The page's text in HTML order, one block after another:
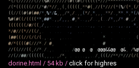
* (/ (////// (// (%#/////// (#( (#(/ ( ( ( ( ( *///*********** (
/ ( * ( ( ( ( ( (// (/*#/*// , , ( , ( ( ( ( ( , **#( , // ( */// ( * (%/ ( * , (/
( (// ( (#(#(##/* , %*/&, , , /* ,/ . , , ( */ , * , , , . **/ . , ** . * , * (/
%#(#( (/ ( ( ( ( ** ,##* . , , / , , , . #, * . . , , / . . , ( . . /* , , /* . #. , / .
( ( ( ( ( ( (/#/ ( ( , / , , . . . , . . . , , . , . . . . , , . , . , , . . , , . , , . * ,
*/#// ( *// ( (/ , . . . . . . , . . . . . . . . . .
(##( ( (// (/ (/ ( . , , . , . . . . . * . . . . . (
#/* ( ( ( (#(///* . / . #, . . . # . . . . . . .
// ( (/// ( ( ,//* . / . , . . . . /@@ @ . @ . @@@&&@@ . @&, /%@
// (//##/ ( ( ( ( ( ( , , , , . , /* , . . . . . , , . . / , ( ( (//**/*/// (/ (
dorine.html / 54 kb / click for highres